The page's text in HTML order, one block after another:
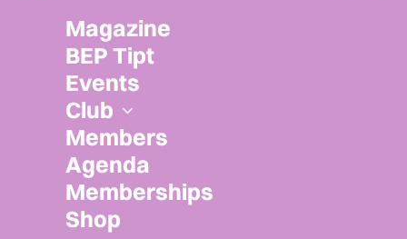
Magazine
BEP Tipt
Events
Club
Members
Agenda
Memberships
Merel Smulders
over vallen,
twijfelen en tóch
doorfietsen
Merel Smulders